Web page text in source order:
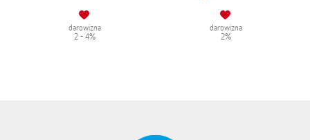
darowizna
2 - 4%
darowizna
2%